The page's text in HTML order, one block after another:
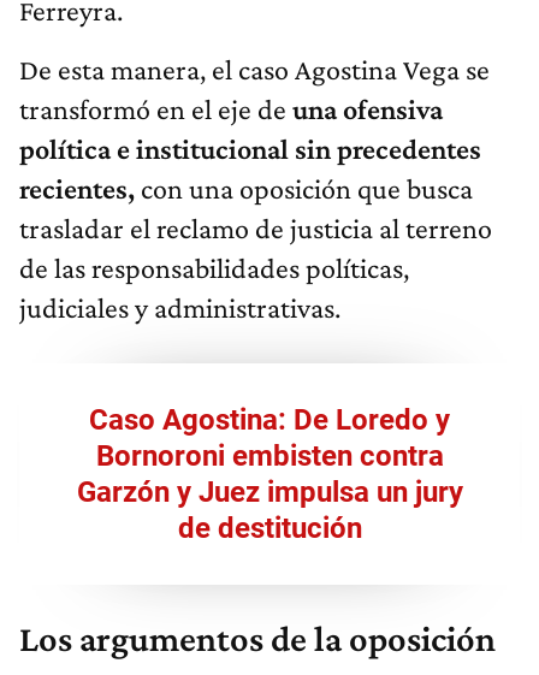
Ferreyra.
De esta manera, el caso Agostina Vega se
transformó en el eje de una ofensiva
política e institucional sin precedentes
recientes, con una oposición que busca
trasladar el reclamo de justicia al terreno
de las responsabilidades políticas,
judiciales y administrativas.
Caso Agostina: De Loredo y
Bornoroni embisten contra
Garzón y Juez impulsa un jury
de destitución
Los argumentos de la oposición